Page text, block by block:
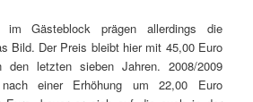
Gästeblock prägen allerdings die
Bild. Der Preis bleibt hier mit 45,00 Euro
letzten sieben Jahren. 2008/2009
einer Erhöhung um 22,00 Euro